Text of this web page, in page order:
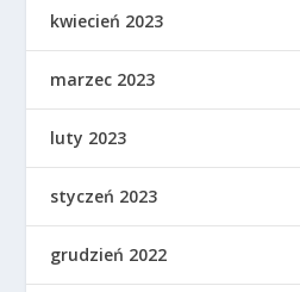
kwiecień 2023
marzec 2023
luty 2023
styczeń 2023
grudzień 2022